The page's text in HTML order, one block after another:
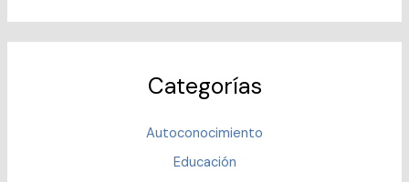
Categorías
Autoconocimiento
Educación